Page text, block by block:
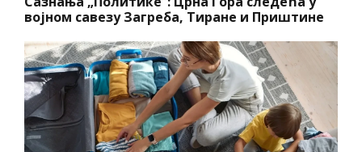
војном савезу Загреба, Тиране и Приштине